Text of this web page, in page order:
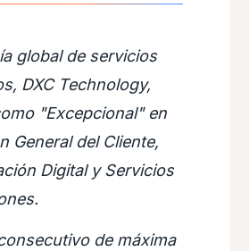
global de servicios
DXC Technology,
"Excepcional" en
General del Cliente,
Digital y Servicios
de máxima